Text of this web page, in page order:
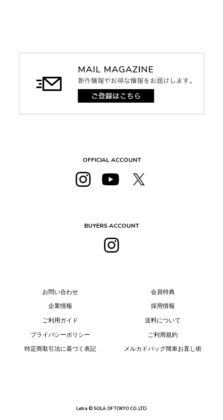
OFFICIAL ACCOUNT
BUYERS ACCOUNT
お問い合わせ
企業情報
ご利用ガイド
プライバシーポリシー
特定商取引法に基づく表記
会員特典
採用情報
送料について
ご利用規約
メルカドバッグ簡単お直し術
Letra © SOLA OF TOKYO CO.,LTD.